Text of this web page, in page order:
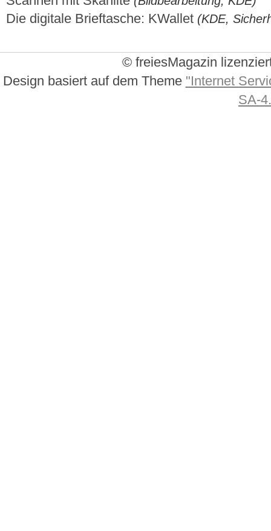
Die digitale Brieftasche: KWallet (KDE,
© freiesMagazin
Design basiert auf dem Theme "Internet
SA-